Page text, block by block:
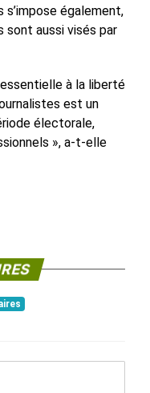
également,
sont aussi visés par
à la liberté
est un
électorale,
», a-t-elle